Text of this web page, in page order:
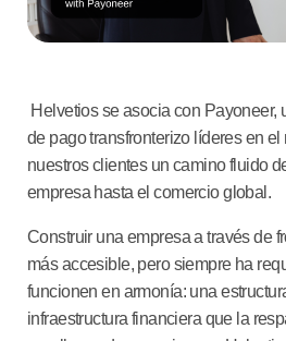
Helvetios se asocia con Payoneer,
de pago transfronterizo líderes en
nuestros clientes un camino fluido
empresa hasta el comercio global.
Construir una empresa a través de
más accesible, pero siempre ha
funcionen en armonía: una
infraestructura financiera que la